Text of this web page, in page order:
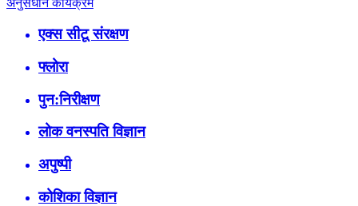
अनुसंधान कार्यक्रम
एक्स सीटू संरक्षण
फ्लोरा
पुन:निरीक्षण
लोक वनस्पति विज्ञान
अपुष्पी
कोशिका विज्ञान